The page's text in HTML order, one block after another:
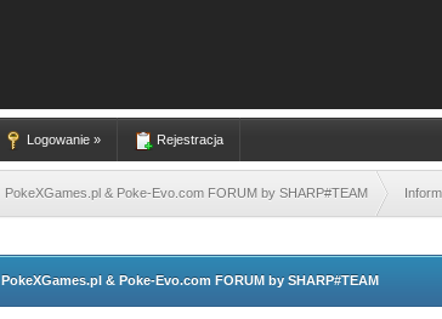
Logowanie » Rejestracja
PokeXGames.pl & Poke-Evo.com FORUM by SHARP#TEAM
PokeXGames.pl & Poke-Evo.com FORUM by SHARP#TEAM